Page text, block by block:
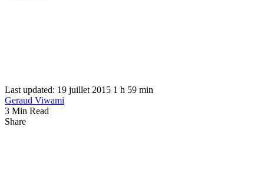
Last updated: 19 juillet 2015 1 h 59 min
Geraud Viwami
3 Min Read
Share